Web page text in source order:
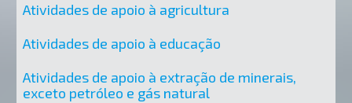
Atividades de apoio à agricultura
Atividades de apoio à educação
Atividades de apoio à extração de minerais,
exceto petróleo e gás natural